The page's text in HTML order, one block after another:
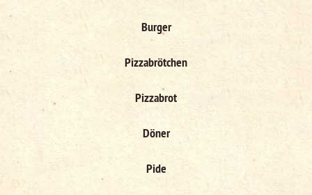
Burger
Pizzabrötchen
Pizzabrot
Döner
Pide